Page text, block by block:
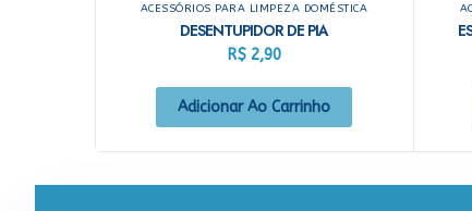
ACESSÓRIOS PARA LIMPEZA DOMÉSTICA
DESENTUPIDOR DE PIA
R$2,90
Adicionar Ao Carrinho